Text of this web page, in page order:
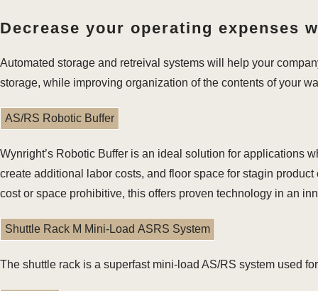
Decrease your operating expenses
Automated storage and retreival systems will help your
storage, while improving organization of the contents of your
AS/RS Robotic Buffer
Wynright’s Robotic Buffer is an ideal solution for applications
create additional labor costs, and floor space for stagin
cost or space prohibitive, this offers proven technology in an
Shuttle Rack M Mini-Load ASRS System
The shuttle rack is a superfast mini-load AS/RS system used